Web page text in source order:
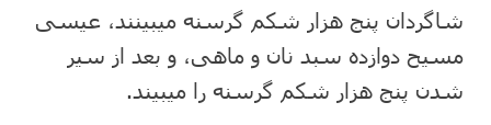
شاگردان پنج هزار شکم گرسنه میبینند، عیسی
مسیح دوازده سبد نان و ماهی، و بعد از سیر
شدن پنج هزار شکم گرسنه را میبیند.